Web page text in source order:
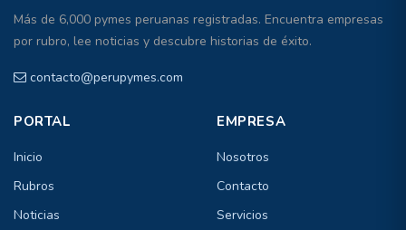
Más de 6,000 pymes peruanas registradas. Encuentra empresas
por rubro, lee noticias y descubre historias de éxito.
contacto@perupymes.com
PORTAL
Inicio
Rubros
Noticias
EMPRESA
Nosotros
Contacto
Servicios